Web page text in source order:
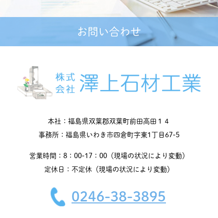
お問い合わせ
本社：福島県双葉郡双葉町前田高田１４
事務所：福島県いわき市四倉町字東1丁目67-5
営業時間：8：00-17：00（現場の状況により変動）
定休日：不定休（現場の状況により変動）
0246-38-3895